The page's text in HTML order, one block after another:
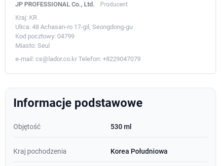
JP PROFESSIONAL Co., Ltd. Producent
Kraj: KR
Ulica: 48 Achasan-ro 17-gil, Seongdong-gu
Kod pocztowy: 04799
Miasto: Seul
e-mail: cs@lador.co.kr Telefon: +8229047079
Informacje podstawowe
Objętość 530 ml
Kraj pochodzenia Korea Południowa